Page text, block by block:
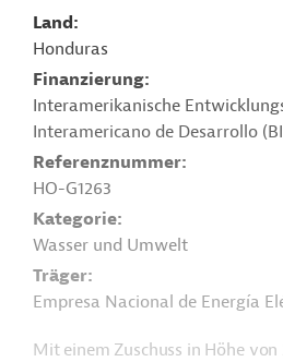
Land
Honduras
Finanzierung
Interamerikanische
Interamericano de Desarrollo
Referenznummer
HO-G1263
Kategorie
Wasser und Umwelt
Träger
Empresa Nacional de Energía
Mit einem Zuschuss in Höhe